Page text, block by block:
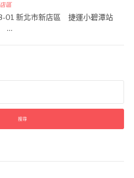
區
01 新北市新店區 捷運小碧潭站
…